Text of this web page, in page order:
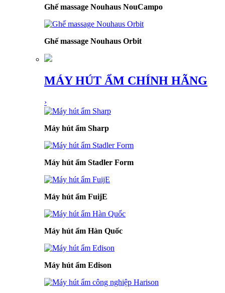
Ghế massage Nouhaus NouCampo
Ghế massage Nouhaus Orbit
MÁY HÚT ẨM CHÍNH HÃNG
›
Máy hút ẩm Sharp
Máy hút ẩm Stadler Form
Máy hút ẩm FuijE
Máy hút ẩm Hàn Quốc
Máy hút ẩm Edison